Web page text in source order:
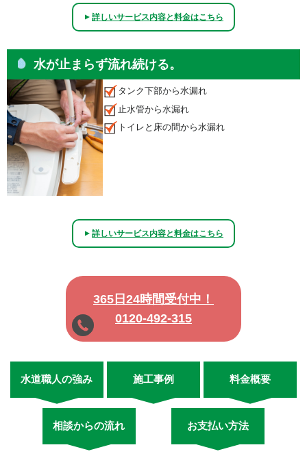
▲詳しいサービス内容と料金はこちら
水が止まらず流れ続ける。
タンク下部から水漏れ
止水管から水漏れ
トイレと床の間から水漏れ
▲詳しいサービス内容と料金はこちら
365日24時間受付中！
0120-492-315
水道職人の強み 施工事例 料金概要
相談からの流れ お支払い方法